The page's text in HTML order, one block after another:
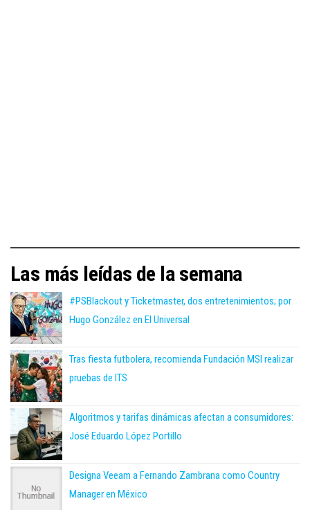
Las más leídas de la semana
#PSBlackout y Ticketmaster, dos entretenimientos; por
Hugo González en El Universal
Tras fiesta futbolera, recomienda Fundación MSI realizar
pruebas de ITS
Algoritmos y tarifas dinámicas afectan a consumidores:
José Eduardo López Portillo
Designa Veeam a Fernando Zambrana como Country
Manager en México